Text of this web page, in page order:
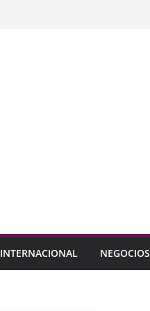
INTERNACIONAL NEGOCIOS